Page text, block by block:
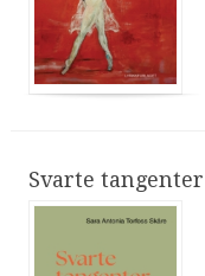
Svarte tangenter